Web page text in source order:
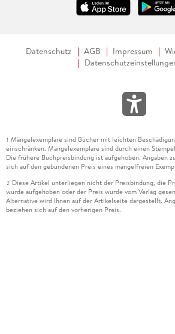
Datenschutz AGB Impressum
1 Mängelexemplare sind Bücher mit leichten
einschränken. Mängelexemplare sind durch einen
Die frühere Buchpreisbindung ist aufgehoben. Angaben
sich auf den gebundenen Preis eines mangelfreien
2 Diese Artikel unterliegen nicht der Preisbindung, die
wurde aufgehoben oder der Preis wurde vom Verlag
Alternative wird Ihnen auf der Artikelseite dargestellt.
beziehen sich auf den vorherigen Preis.